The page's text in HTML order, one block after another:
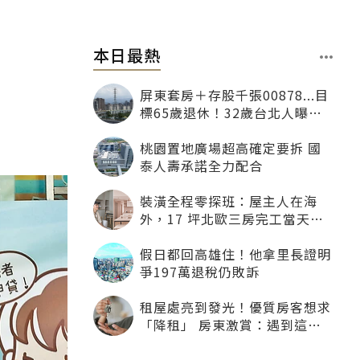
本日最熱
屏東套房＋存股千張00878...目
標65歲退休！32歲台北人曝：
桃園置地廣場超高確定要拆 國
泰人壽承諾全力配合
裝潢全程零探班：屋主人在海
外，17 坪北歐三房完工當天才
假日都回高雄住！他拿里長證明
爭197萬退稅仍敗訴
租屋處亮到發光！優質房客想求
「降租」 房東激賞：遇到這種